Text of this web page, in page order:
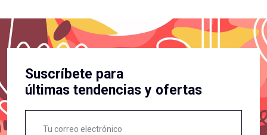
Suscríbete para
últimas tendencias y ofertas